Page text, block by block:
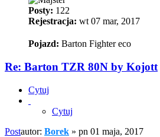
Posty: 122
Rejestracja: wt 07 mar, 2017
Pojazd: Barton Fighter eco
Re: Barton TZR 80N by Kojott
Cytuj
Cytuj
Postautor: Borek » pn 01 maja, 2017